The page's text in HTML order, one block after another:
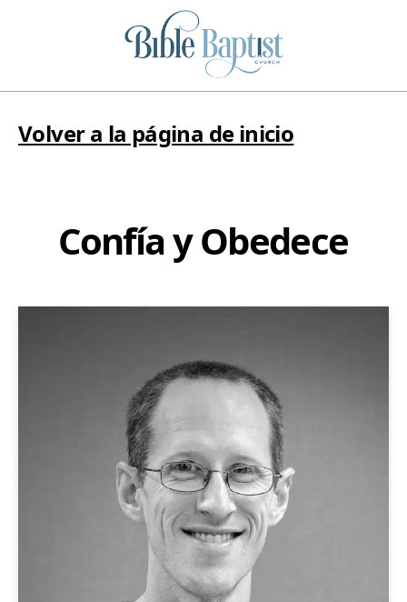
Volver a la página de inicio
Confía y Obedece